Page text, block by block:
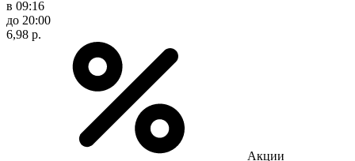
в 09:16
до 20:00
6,98 р.
Акции